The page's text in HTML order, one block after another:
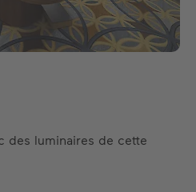
des luminaires de cette